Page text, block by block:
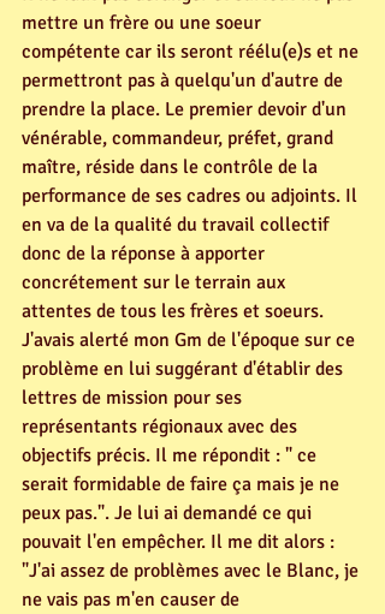
mettre un frère ou une soeur
compétente car ils seront réélu(e)s et ne
permettront pas à quelqu'un d'autre de
prendre la place. Le premier devoir d'un
vénérable, commandeur, préfet, grand
maître, réside dans le contrôle de la
performance de ses cadres ou adjoints. Il
en va de la qualité du travail collectif
donc de la réponse à apporter
concrétement sur le terrain aux
attentes de tous les frères et soeurs.
J'avais alerté mon Gm de l'époque sur ce
problème en lui suggérant d'établir des
lettres de mission pour ses
représentants régionaux avec des
objectifs précis. Il me répondit : " ce
serait formidable de faire ça mais je ne
peux pas.". Je lui ai demandé ce qui
pouvait l'en empêcher. Il me dit alors :
"J'ai assez de problèmes avec le Blanc, je
ne vais pas m'en causer de